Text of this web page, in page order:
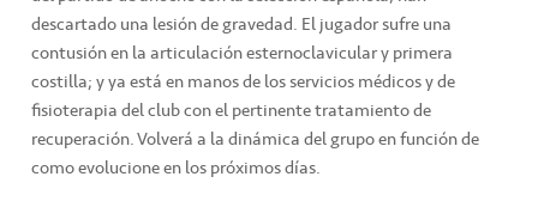
descartado una lesión de gravedad. El jugador sufre una
contusión en la articulación esternoclavicular y primera
costilla; y ya está en manos de los servicios médicos y de
fisioterapia del club con el pertinente tratamiento de
recuperación. Volverá a la dinámica del grupo en función de
como evolucione en los próximos días.